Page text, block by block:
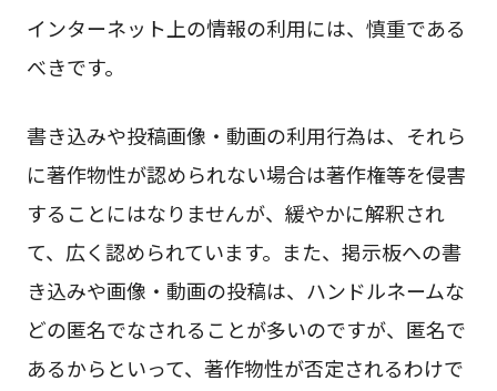
インターネット上の情報の利用には、慎重である
べきです。
書き込みや投稿画像・動画の利用行為は、それら
に著作物性が認められない場合は著作権等を侵害
することにはなりませんが、緩やかに解釈され
て、広く認められています。また、掲示板への書
き込みや画像・動画の投稿は、ハンドルネームな
どの匿名でなされることが多いのですが、匿名で
あるからといって、著作物性が否定されるわけで